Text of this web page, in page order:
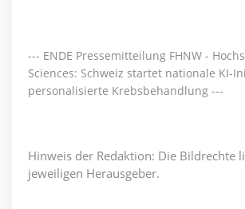
--- ENDE Pressemitteilung FHNW -
Sciences: Schweiz startet nationale KI-
personalisierte Krebsbehandlung ---
Hinweis der Redaktion: Die Bildrechte
jeweiligen Herausgeber.